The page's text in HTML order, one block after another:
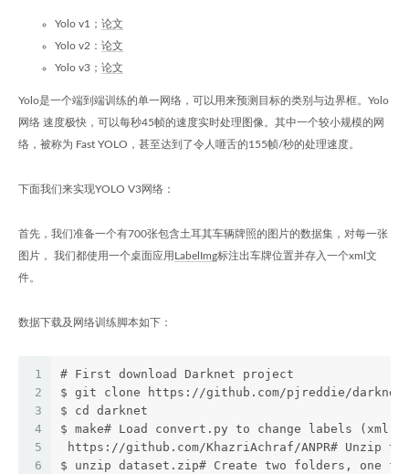
Yolo v1； 论文
Yolo v2： 论文
Yolo v3； 论文
Yolo是一个端到端训练的单一网络，可以用来预测目标的类别与边界框。Yolo
网络 速度极快，可以每秒45帧的速度实时处理图像。其中一个较小规模的网
络，被称为 Fast YOLO，甚至达到了令人咂舌的155帧/秒的处理速度。
下面我们来实现YOLO V3网络：
首先，我们准备一个有700张包含土耳其车辆牌照的图片的数据集，对每一张
图片， 我们都使用一个桌面应用 LabelImg标注出车牌位置并存入一个xml文
件。
数据下载及网络训练脚本如下：
1
2
3
4
5
6
# First download Darknet project
$ git clone https://github.com/pjreddie/
$ cd darknet
$ make# Load convert.py to change labels
https://github.com/KhazriAchraf/ANPR# Unzip
$ unzip dataset.zip# Create two folders, one